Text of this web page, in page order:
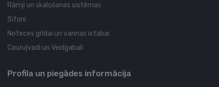
Rāmji un skalošanas sistēmas
Sifoni
Noteces grīdai un vannas istabai
Cauruļvadi un Veidgabali
Profila un piegādes informācija